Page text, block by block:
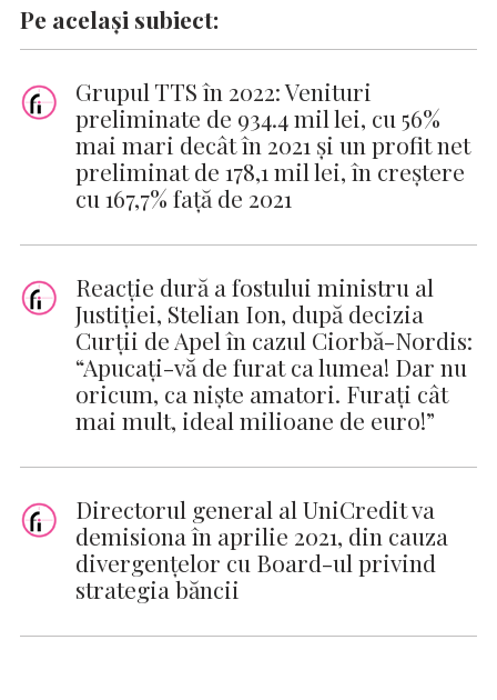
Pe același subiect:
Grupul TTS în 2022: Venituri
preliminate de 934.4 mil lei, cu 56%
mai mari decât în 2021 și un profit net
preliminat de 178,1 mil lei, în creștere
cu 167,7% față de 2021
Reacție dură a fostului ministru al
Justiției, Stelian Ion, după decizia
Curții de Apel în cazul Ciorbă-Nordis:
“Apucați-vă de furat ca lumea! Dar nu
oricum, ca niște amatori. Furați cât
mai mult, ideal milioane de euro!”
Directorul general al UniCredit va
demisiona în aprilie 2021, din cauza
divergenţelor cu Board-ul privind
strategia băncii